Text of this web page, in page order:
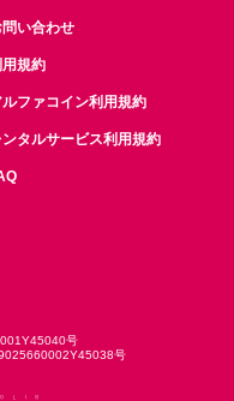
問い合わせ
規約
ルファコイン利用規約
ンタルサービス利用規約
号
号